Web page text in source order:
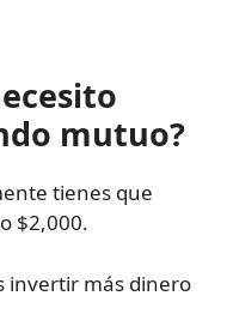
mutuo?
tienes que
$2,000.
invertir más dinero